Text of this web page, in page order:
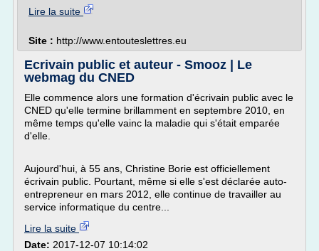
Lire la suite
Site : http://www.entouteslettres.eu
Ecrivain public et auteur - Smooz | Le
webmag du CNED
Elle commence alors une formation d'écrivain public avec le
CNED qu'elle termine brillamment en septembre 2010, en
même temps qu'elle vainc la maladie qui s'était emparée
d'elle.
Aujourd'hui, à 55 ans, Christine Borie est officiellement
écrivain public. Pourtant, même si elle s'est déclarée auto-
entrepreneur en mars 2012, elle continue de travailler au
service informatique du centre...
Lire la suite
Date: 2017-12-07 10:14:02